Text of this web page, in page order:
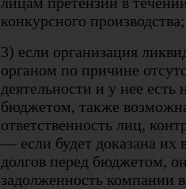
конкурсного производства;
3) если организация
органом по причине
деятельности и у нее
бюджетом, также
ответственность лиц,
— если будет доказана
долгов перед бюджетом,
задолженность компании